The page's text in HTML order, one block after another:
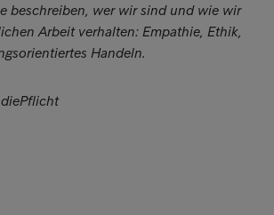
beschreiben, wer wir sind und wie wir
Arbeit verhalten: Empathie, Ethik,
Handeln.